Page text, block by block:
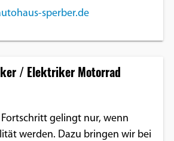
sperber.de
/ Elektriker Motorrad
gelingt nur, wenn
werden. Dazu bringen wir bei